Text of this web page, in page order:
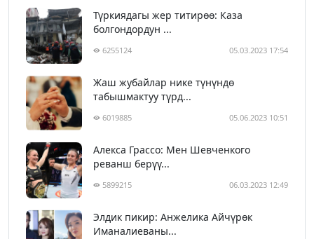
Түркиядагы жер титирөө: Каза
болгондордун ...
6255124 05.03.2023 17:54
Жаш жубайлар нике түнүндө
табышмактуу түрд...
6019885 05.06.2023 10:51
Алекса Грассо: Мен Шевченкого
реванш берүү...
5899215 06.03.2023 12:49
Элдик пикир: Анжелика Айчүрөк
Иманалиеваны...